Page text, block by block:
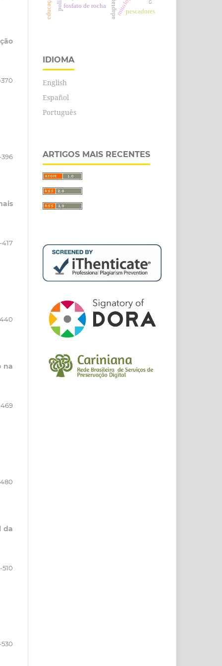
396
417
na
da
510
530
pescadores
fosfato de rocha
IDIOMA
English
Español
Português
ARTIGOS MAIS RECENTES